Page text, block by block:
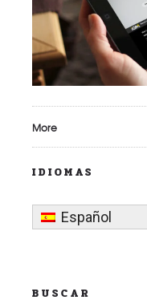
More
IDIOMAS
Español
BUSCAR